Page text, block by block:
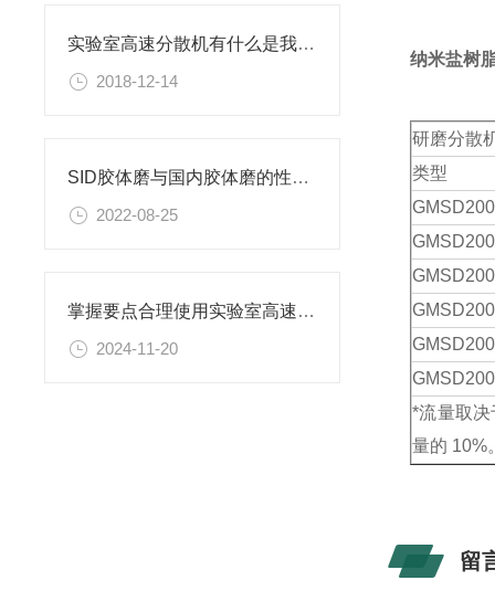
实验室高速分散机有什么是我们不知道的
2018-12-14
SID胶体磨与国内胶体磨的性能相比有哪些区别，你真的了解吗？
2022-08-25
掌握要点合理使用实验室高速分散机
2024-11-20
纳米盐树
研磨分散
类型
GMSD
GMSD
GMSD
GMSD
GMSD
GMSD
*流量取
量的 10%
留